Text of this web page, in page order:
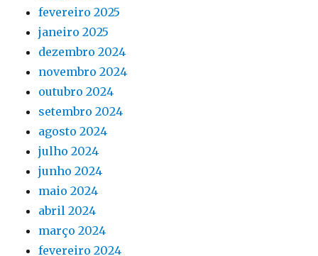
fevereiro 2025
janeiro 2025
dezembro 2024
novembro 2024
outubro 2024
setembro 2024
agosto 2024
julho 2024
junho 2024
maio 2024
abril 2024
março 2024
fevereiro 2024